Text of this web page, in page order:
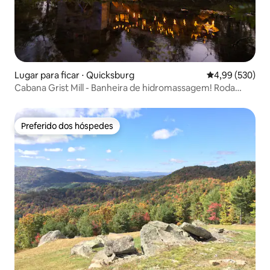
Lugar para ficar ⋅ Quicksburg 4,99 de uma
4,99 (530)
Cabana Grist Mill - Banheira de hidromassagem! Roda
Preferido dos hóspedes
Preferido dos hóspedes